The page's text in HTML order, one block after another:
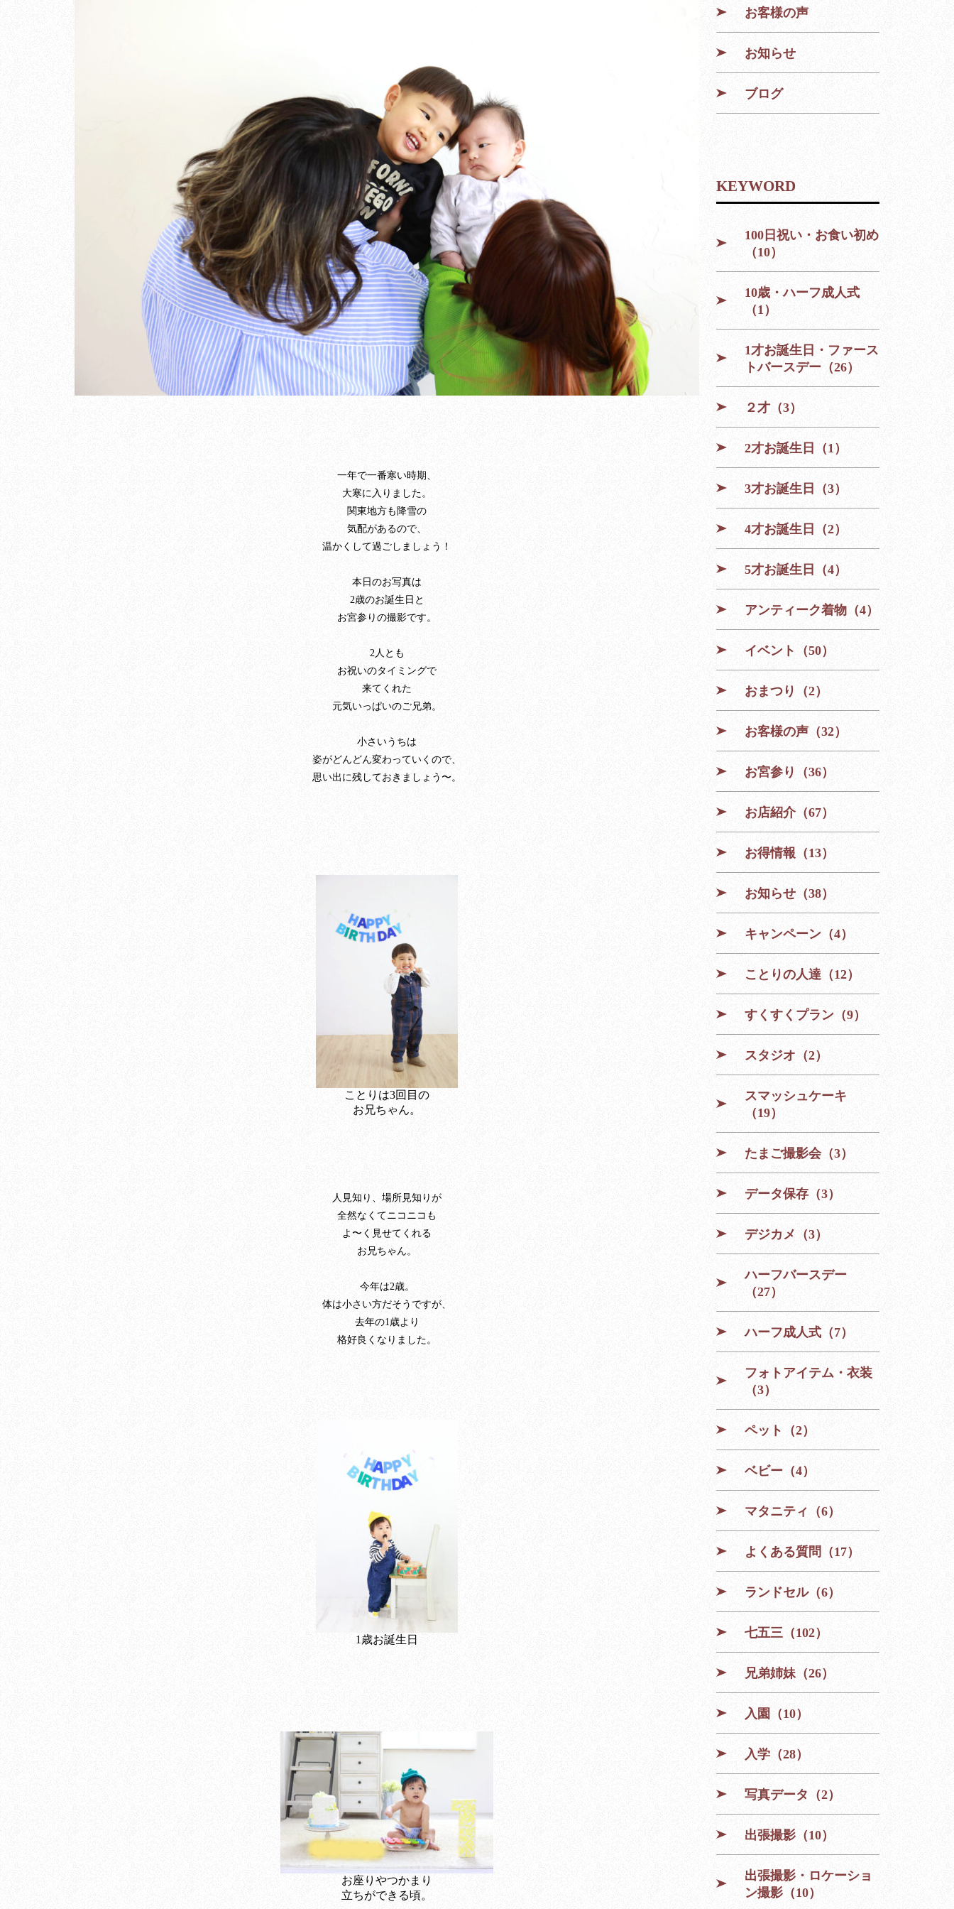
一年で一番寒い時期、
大寒に入りました。
関東地方も降雪の
気配があるので、
温かくして過ごしましょう！
本日のお写真は
2歳のお誕生日と
お宮参りの撮影です。
2人とも
お祝いのタイミングで
来てくれた
元気いっぱいのご兄弟。
小さいうちは
姿がどんどん変わっていくので、
思い出に残しておきましょう〜。
ことりは3回目の
お兄ちゃん。
人見知り、場所見知りが
全然なくてニコニコも
よ〜く見せてくれる
お兄ちゃん。
今年は2歳。
体は小さい方だそうですが、
去年の1歳より
格好良くなりました。
1歳お誕生日
お座りやつかまり
立ちができる頃。
お客様の声
お知らせ
ブログ
KEYWORD
100日祝い・お食い初め
（10）
10歳・ハーフ成人式
（1）
1才お誕生日・ファース
トバースデー（26）
２才（3）
2才お誕生日（1）
3才お誕生日（3）
4才お誕生日（2）
5才お誕生日（4）
アンティーク着物（4）
イベント（50）
おまつり（2）
お客様の声（32）
お宮参り（36）
お店紹介（67）
お得情報（13）
お知らせ（38）
キャンペーン（4）
ことりの人達（12）
すくすくプラン（9）
スタジオ（2）
スマッシュケーキ
（19）
たまご撮影会（3）
データ保存（3）
デジカメ（3）
ハーフバースデー
（27）
ハーフ成人式（7）
フォトアイテム・衣装
（3）
ペット（2）
ベビー（4）
マタニティ（6）
よくある質問（17）
ランドセル（6）
七五三（102）
兄弟姉妹（26）
入園（10）
入学（28）
写真データ（2）
出張撮影（10）
出張撮影・ロケーショ
ン撮影（10）